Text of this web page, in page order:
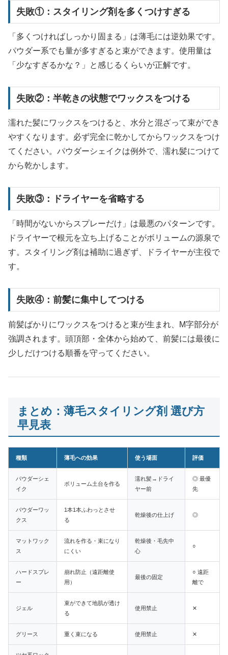
失敗①：スタイリング剤を多くつけすぎる
「多くつければしっかり固まる」は薄毛には逆効果です。
パウダー系でも量が多すぎると束ができます。使用量は
「少なすぎるかな？」と感じるくらいが正解です。
失敗②：半乾きの状態でワックスをつける
濡れた髪にワックスをつけると、水分と混ざって束ができ
やすくなります。必ず完全に乾かしてからワックスをつけ
てください。パウダーシェイクは例外で、濡れ髪につけて
から乾かします。
失敗③：ドライヤーを省略する
「時間がないからスプレーだけ」は最悪のパターンです。
ドライヤーで根元を立ち上げることがボリュームの源泉で
す。スタイリング剤は補助に過ぎず、ドライヤーが主役で
す。
失敗④：前髪に集中してつける
前髪ばかりにワックスをつけると束が生まれ、M字部分が
強調されます。頭頂部・全体から始めて、前髪には最後に
少しだけつける順番を守ってください。
まとめ：薄毛スタイリング剤 選び方
早見表
種類 薄毛への効果 使う場面 評価
パウダーシェ
イク
ボリューム土台を作る
濡れ髪→ドライ
ヤー前
◎ 最優
先
パウダーワッ
クス
1本1本ふわっとさせ
る
乾燥後の仕上げ ◎
マットワック
ス
流れを作る・束になり
にくい
乾燥後・毛先中
心
○
ハードスプレ
ー
崩れ防止（遠距離使
用）
最後の固定
○ 遠距
離で
ジェル
束ができて地肌が透け
る
使用禁止 ✕
グリース 重く束になる 使用禁止 ✕